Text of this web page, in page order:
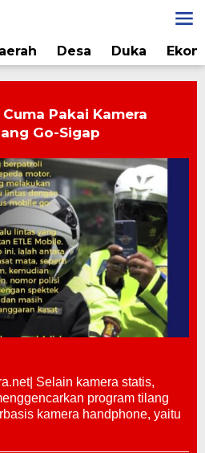
Desa Duka
Pakai Kamera
Go-Sigap
Selain kamera statis,
program tilang
kamera handphone, yaitu